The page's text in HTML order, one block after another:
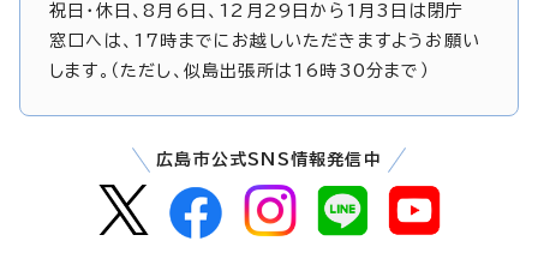
祝日・休日、8月6日、12月29日から1月3日は閉庁
窓口へは、17時までにお越しいただきますようお願い
します。（ただし、似島出張所は16時30分まで）
広島市公式SNS情報発信中